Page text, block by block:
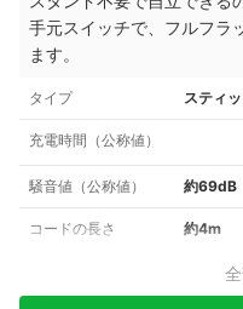
手元スイッチで、フルフラ
ます。
タイプ スティ
充電時間（公称値）
騒音値（公称値） 約69dB
コードの長さ 約4m